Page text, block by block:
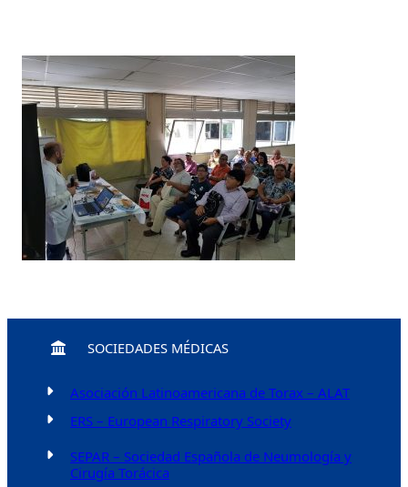
SOCIEDADES MÉDICAS
Asociación Latinoamericana de Torax – ALAT
ERS – European Respiratory Society
SEPAR – Sociedad Española de Neumología y
Cirugía Torácica